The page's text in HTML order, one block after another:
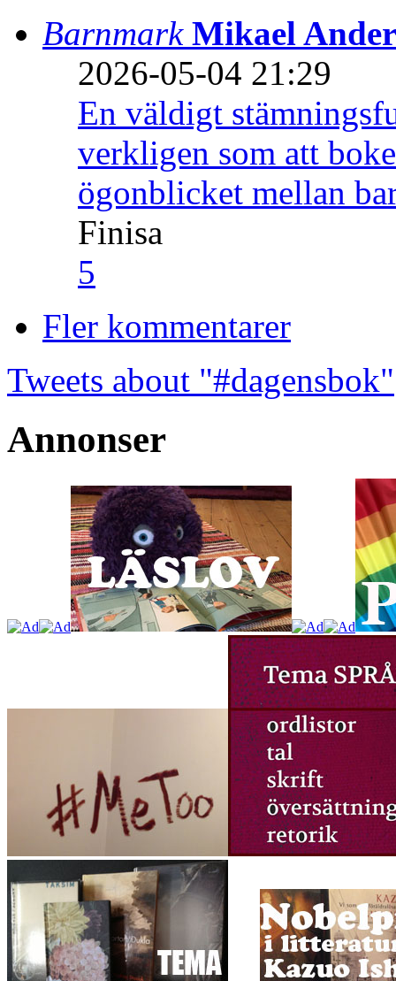
Barnmark Mikael
2026-05-04 21:29
En väldigt
verkligen som att
ögonblicket mellan
Finisa
5
Fler kommentarer
Tweets about "#dagensbok"
Annonser